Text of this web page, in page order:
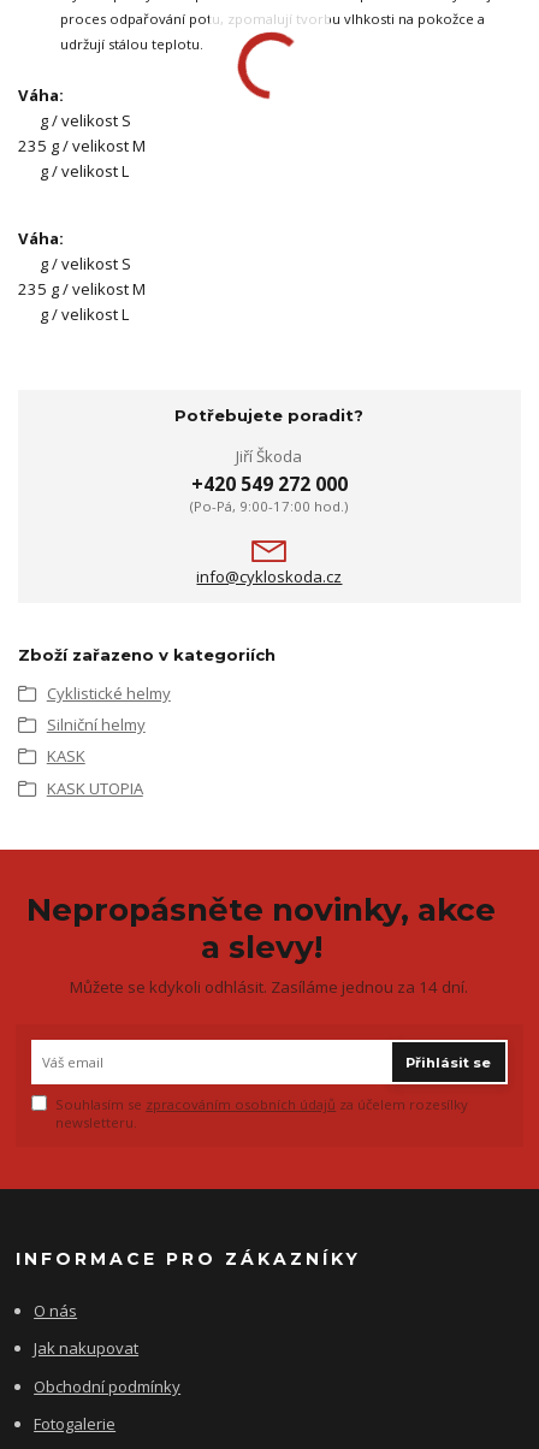
proces odpařování potu, zpomalují tvorbu vlhkosti na pokožce a
udržují stálou teplotu.
Váha:
g / velikost S
235 g / velikost M
g / velikost L
Váha:
g / velikost S
235 g / velikost M
g / velikost L
Potřebujete poradit?
Jiří Škoda
+420 549 272 000
(Po-Pá, 9:00-17:00 hod.)
info@cykloskoda.cz
Zboží zařazeno v kategoriích
Cyklistické helmy
Silniční helmy
KASK
KASK UTOPIA
Nepropásněte novinky, akce
a slevy!
Můžete se kdykoli odhlásit. Zasíláme jednou za 14 dní.
Přihlásit se
Souhlasím se zpracováním osobních údajů za účelem rozesílky
newsletteru.
INFORMACE PRO ZÁKAZNÍKY
O nás
Jak nakupovat
Obchodní podmínky
Fotogalerie